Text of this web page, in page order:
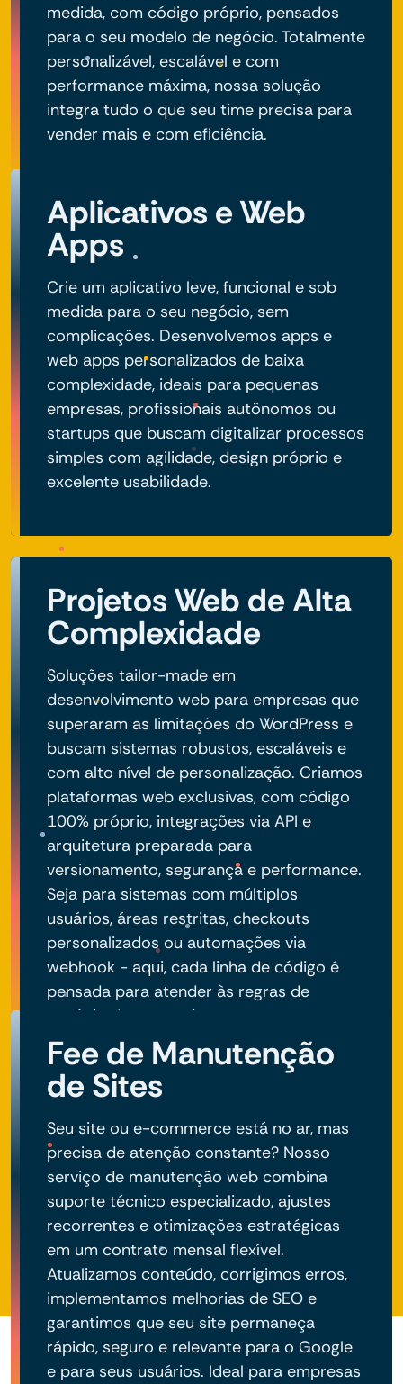
medida, com código próprio, pensados
para o seu modelo de negócio. Totalmente
personalizável, escalável e com
performance máxima, nossa solução
integra tudo o que seu time precisa para
vender mais e com eficiência.
Aplicativos e Web
Apps
Crie um aplicativo leve, funcional e sob
medida para o seu negócio, sem
complicações. Desenvolvemos apps e
web apps personalizados de baixa
complexidade, ideais para pequenas
empresas, profissionais autônomos ou
startups que buscam digitalizar processos
simples com agilidade, design próprio e
excelente usabilidade.
Projetos Web de Alta
Complexidade
Soluções tailor-made em
desenvolvimento web para empresas que
superaram as limitações do WordPress e
buscam sistemas robustos, escaláveis e
com alto nível de personalização. Criamos
plataformas web exclusivas, com código
100% próprio, integrações via API e
arquitetura preparada para
versionamento, segurança e performance.
Seja para sistemas com múltiplos
usuários, áreas restritas, checkouts
personalizados ou automações via
webhook - aqui, cada linha de código é
pensada para atender às regras de
negócio do seu projeto.
Fee de Manutenção
de Sites
Seu site ou e-commerce está no ar, mas
precisa de atenção constante? Nosso
serviço de manutenção web combina
suporte técnico especializado, ajustes
recorrentes e otimizações estratégicas
em um contrato mensal flexível.
Atualizamos conteúdo, corrigimos erros,
implementamos melhorias de SEO e
garantimos que seu site permaneça
rápido, seguro e relevante para o Google
e para seus usuários. Ideal para empresas